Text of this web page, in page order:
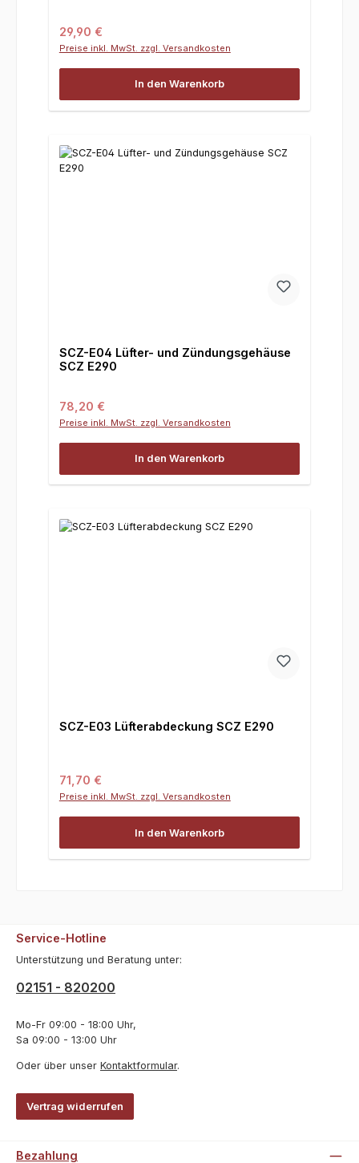
Regulärer Preis:
29,90 €
Preise inkl. MwSt. zzgl. Versandkosten
In den Warenkorb
SCZ-E04 Lüfter- und Zündungsgehäuse
SCZ E290
Regulärer Preis:
78,20 €
Preise inkl. MwSt. zzgl. Versandkosten
In den Warenkorb
SCZ-E03 Lüfterabdeckung SCZ E290
Regulärer Preis:
71,70 €
Preise inkl. MwSt. zzgl. Versandkosten
In den Warenkorb
Service-Hotline
Unterstützung und Beratung unter:
02151 - 820200
Mo-Fr 09:00 - 18:00 Uhr,
Sa 09:00 - 13:00 Uhr
Oder über unser Kontaktformular.
Vertrag widerrufen
Bezahlung